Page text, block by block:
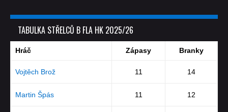
TABULKA STŘELCŮ B FLA HK 2025/26
Hráč Zápasy Branky
Vojtěch Brož 11 14
Martin Špás 11 12